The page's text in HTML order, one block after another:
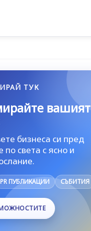
ТУК
вашият
бизнеса си пред
по света с ясно и
PR ПУБЛИКАЦИИ СЪБИТИЯ